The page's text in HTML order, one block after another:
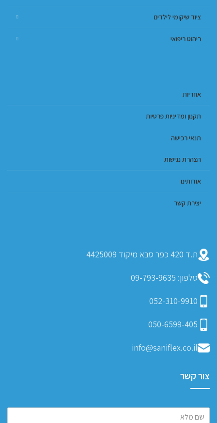
ציוד שיקומי לילדים
ריהוט ריפואי
אחריות
תקנון ומדיניות פרטיות
תנאי רכישה
הצהרת נגישות
אודותינו
יצירת קשר
ת.ד 420 כפר סבא מיקוד 4425009
טלפון: 09-793-9635
052-310-9910
050-6599-405
info@saniflex.co.il
צור קשר